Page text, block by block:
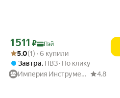
Цена с картой Яндекс Пэй 1511 ₽ вместо
1 511 ₽
Пэй
Рейтинг товара: 5.0 из 5
Оценок: (1) · 6 купили
5.0(1) · 6 купили
Завтра, ПВЗ По клику
Империя Инструмента
4.8